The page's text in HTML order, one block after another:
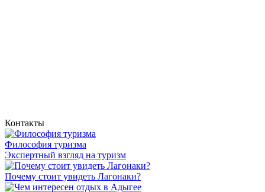
Контакты
Философия туризма
Экспертный взгляд на туризм
Почему стоит увидеть Лагонаки?